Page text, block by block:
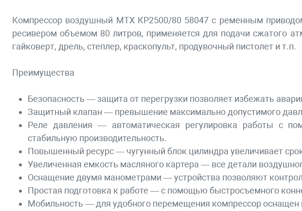
Компрессор воздушный МТХ КР2500/80 58047 с ременным
ресивером объемом 80 литров, применяется для подачи сжатого
гайковерт, дрель, степлер, краскопульт, продувочный пистолет и т.п.
Преимущества
Безопасность — защита от перегрузки позволяет избежать
Защитный клапан — превышение максимально допустимого
Реле давления — автоматическая регулировка работы с
стабильную производительность.
Повышенный ресурс — чугунный блок цилиндра увеличивает
Увеличенная емкость масляного картера — все детали
Оснащение двумя манометрами — устройства позволяют
Простая подготовка к работе — с помощью быстросъемного
Мобильность — для удобного перемещения компрессор оснащен